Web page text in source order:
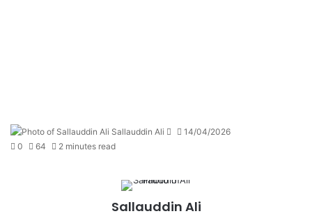
Sallauddin Ali
Send14/04/2026
0
64 2 minutes read
Sallauddin Ali